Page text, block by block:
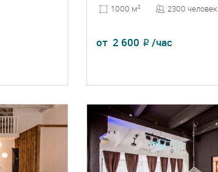
1000 м2 2300 человек
от 2 600 ₽ /час